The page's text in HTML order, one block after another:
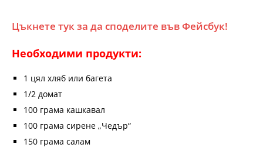
Цъкнете тук за да споделите във Фейсбук!
Необходими продукти:
1 цял хляб или багета
1/2 домат
100 грама кашкавал
100 грама сирене „Чедър“
150 грама салам